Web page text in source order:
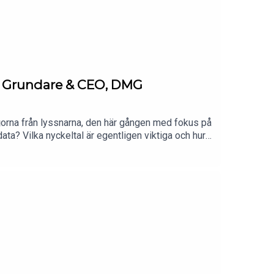
& CEO, DMG
från lyssnarna, den här gången med fokus på
Vilka nyckeltal är egentligen viktiga och hur
även Amanda Rahmani, grundare av
Dessutom diskuteras varför det är smart att
att jaga snabba resultat.